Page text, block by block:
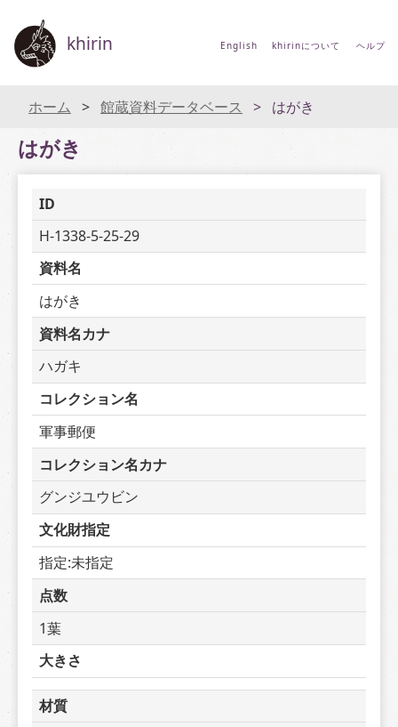
khirin English khirinについて ヘルプ
ホーム 館蔵資料データベース はがき
はがき
ID
H-1338-5-25-29
資料名
はがき
資料名カナ
ハガキ
コレクション名
軍事郵便
コレクション名カナ
グンジユウビン
文化財指定
指定:未指定
点数
1葉
大きさ
材質